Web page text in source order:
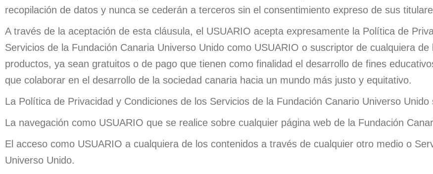
recopilación de datos y nunca se cederán a terceros sin el consentimiento expreso de sus
A través de la aceptación de esta cláusula, el USUARIO acepta expresamente la Política de
Servicios de la Fundación Canaria Universo Unido como USUARIO o suscriptor de cualquiera
productos, ya sean gratuitos o de pago que tienen como finalidad el desarrollo de fines
que colaborar en el desarrollo de la sociedad canaria hacia un mundo más justo y equitativo.
La Política de Privacidad y Condiciones de los Servicios de la Fundación Canario Universo Unido
La navegación como USUARIO que se realice sobre cualquier página web de la Fundación
El acceso como USUARIO a cualquiera de los contenidos a través de cualquier otro medio o
Universo Unido.